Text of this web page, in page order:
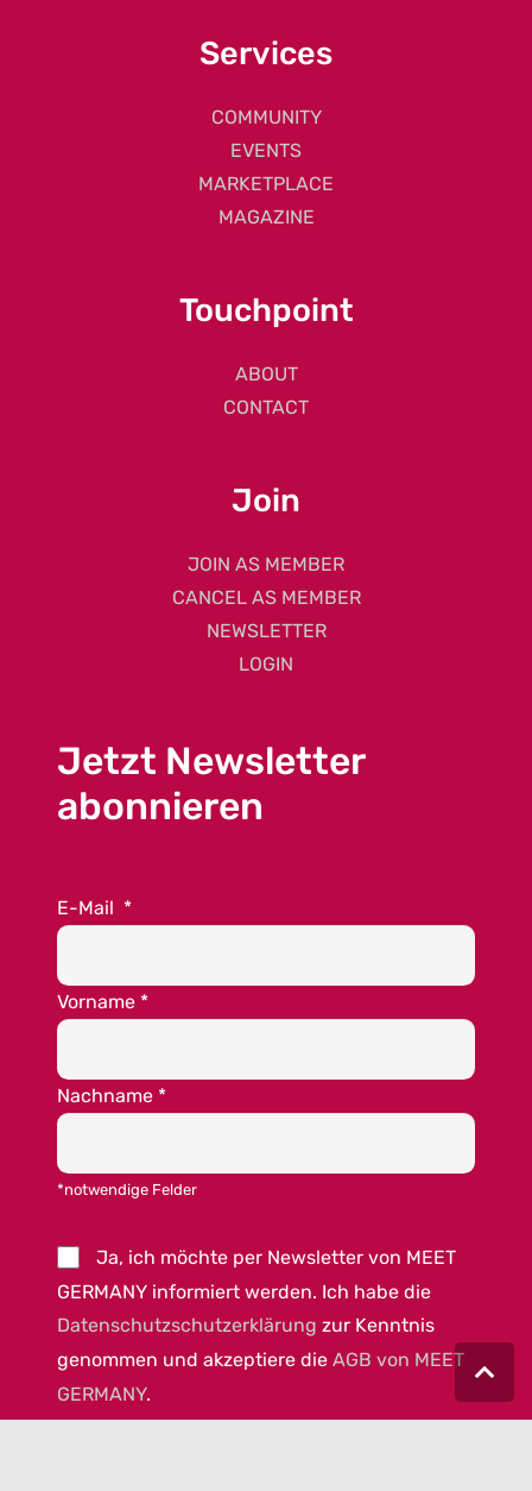
Services
COMMUNITY
EVENTS
MARKETPLACE
MAGAZINE
Touchpoint
ABOUT
CONTACT
Join
JOIN AS MEMBER
CANCEL AS MEMBER
NEWSLETTER
LOGIN
Jetzt Newsletter
abonnieren
E-Mail *
Vorname *
Nachname *
*notwendige Felder
Ja, ich möchte per Newsletter von MEET
GERMANY informiert werden. Ich habe die
Datenschutzschutzerklärung zur Kenntnis
genommen und akzeptiere die AGB von MEET
GERMANY.